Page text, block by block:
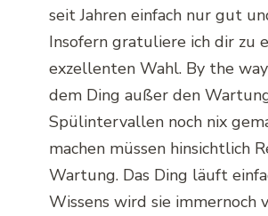
seit Jahren einfach nur gut
Insofern gratuliere ich dir zu
exzellenten Wahl. By the
dem Ding außer den
Spülintervallen noch nix
machen müssen hinsichtlich
Wartung. Das Ding läuft
Wissens wird sie immernoch